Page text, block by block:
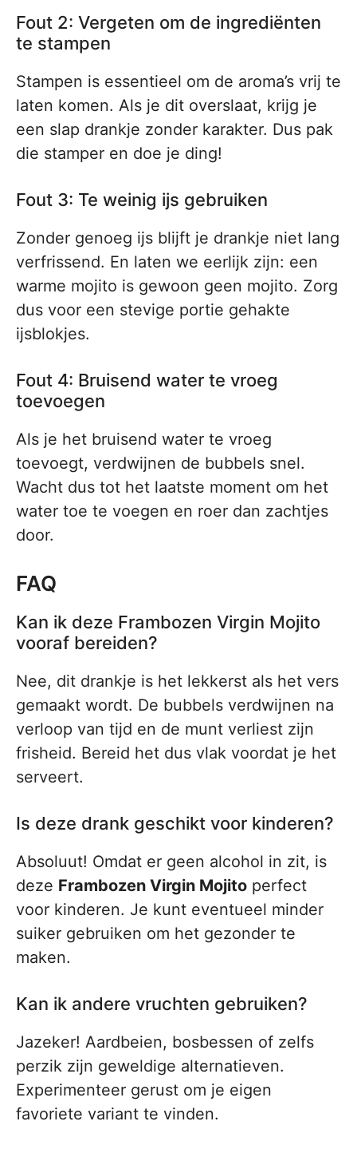
Fout 2: Vergeten om de ingrediënten
te stampen
Stampen is essentieel om de aroma’s vrij te
laten komen. Als je dit overslaat, krijg je
een slap drankje zonder karakter. Dus pak
die stamper en doe je ding!
Fout 3: Te weinig ijs gebruiken
Zonder genoeg ijs blijft je drankje niet lang
verfrissend. En laten we eerlijk zijn: een
warme mojito is gewoon geen mojito. Zorg
dus voor een stevige portie gehakte
ijsblokjes.
Fout 4: Bruisend water te vroeg
toevoegen
Als je het bruisend water te vroeg
toevoegt, verdwijnen de bubbels snel.
Wacht dus tot het laatste moment om het
water toe te voegen en roer dan zachtjes
door.
FAQ
Kan ik deze Frambozen Virgin Mojito
vooraf bereiden?
Nee, dit drankje is het lekkerst als het vers
gemaakt wordt. De bubbels verdwijnen na
verloop van tijd en de munt verliest zijn
frisheid. Bereid het dus vlak voordat je het
serveert.
Is deze drank geschikt voor kinderen?
Absoluut! Omdat er geen alcohol in zit, is
deze Frambozen Virgin Mojito perfect
voor kinderen. Je kunt eventueel minder
suiker gebruiken om het gezonder te
maken.
Kan ik andere vruchten gebruiken?
Jazeker! Aardbeien, bosbessen of zelfs
perzik zijn geweldige alternatieven.
Experimenteer gerust om je eigen
favoriete variant te vinden.